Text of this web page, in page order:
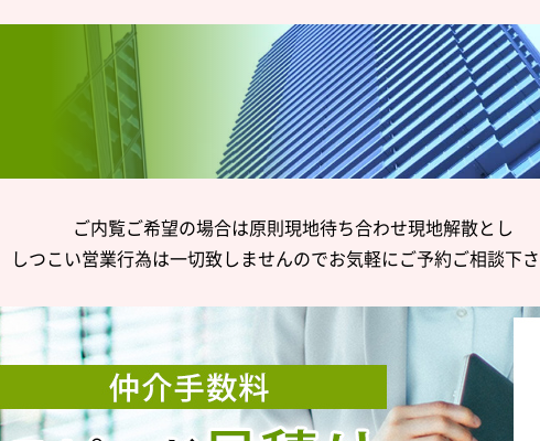
ご内覧ご希望の場合は原則現地待ち合わせ現地解散とし
しつこい営業行為は一切致しませんのでお気軽にご予約ご相談下